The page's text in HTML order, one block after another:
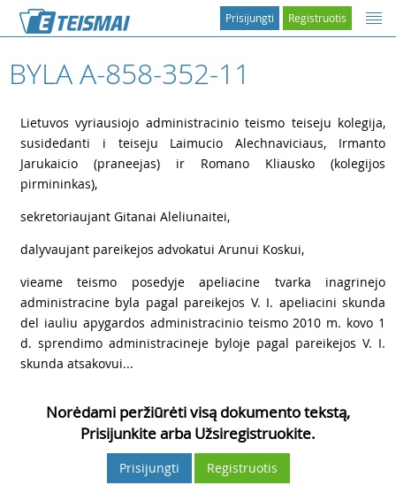
Registruotis
Prisijungti
BYLA A-858-352-11
Lietuvos vyriausiojo administracinio teismo teiseju kolegija,
susidedanti i teiseju Laimucio Alechnaviciaus, Irmanto
Jarukaicio (praneejas) ir Romano Kliausko (kolegijos
pirmininkas),
sekretoriaujant Gitanai Aleliunaitei,
dalyvaujant pareikejos advokatui Arunui Koskui,
vieame teismo posedyje apeliacine tvarka inagrinejo
administracine byla pagal pareikejos V. I. apeliacini skunda
del iauliu apygardos administracinio teismo 2010 m. kovo 1
d. sprendimo administracineje byloje pagal pareikejos V. I.
skunda atsakovui...
Norėdami peržiūrėti visą dokumento tekstą,
Prisijunkite arba Užsiregistruokite.
Prisijungti Registruotis